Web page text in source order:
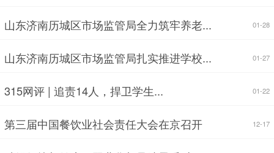
山东济南历城区市场监管局全力筑牢养老... 01-28
山东济南历城区市场监管局扎实推进学校... 01-27
315网评 | 追责14人，捍卫学生... 01-22
第三届中国餐饮业社会责任大会在京召开 12-17